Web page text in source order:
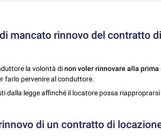
mancato rinnovo del contratto
la volontà dinon voler rinnovare alla prima
farlo pervenire al conduttore.
dalla legge affinché il locatore possa
di un contratto di